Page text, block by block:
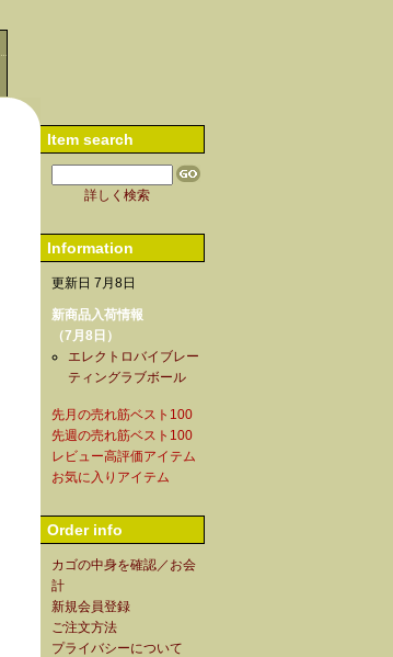
Item search
詳しく検索
Information
更新日 7月8日
新商品入荷情報
（7月8日）
エレクトロバイブレー
ティングラブボール
先月の売れ筋ベスト100
先週の売れ筋ベスト100
レビュー高評価アイテム
お気に入りアイテム
Order info
カゴの中身を確認／お会
計
新規会員登録
ご注文方法
プライバシーについて